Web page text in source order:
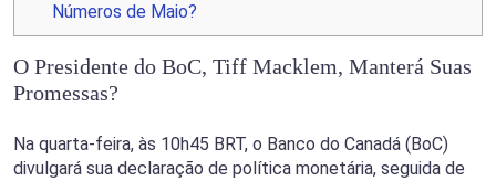
Números de Maio?
O Presidente do BoC, Tiff Macklem, Manterá Suas
Promessas?
Na quarta-feira, às 10h45 BRT, o Banco do Canadá (BoC)
divulgará sua declaração de política monetária, seguida de